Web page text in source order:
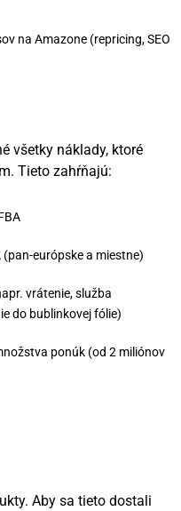
na Amazone (repricing, SEO
všetky náklady, ktoré
Tieto zahŕňajú:
európske a miestne)
vrátenie, služba
do bublinkovej fólie)
ponúk (od 2 miliónov
Aby sa tieto dostali